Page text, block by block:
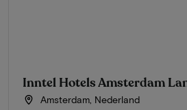
Inntel Hotels Amsterdam
Amsterdam, Nederland